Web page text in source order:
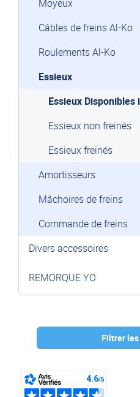
Filtrer
Moyeux
Câbles de freins Al-Ko
Roulements Al-Ko
Essieux
Essieux
Essieux non freinés
Essieux freinés
Amortisseurs
Mâchoires de freins
Commande de freins
Divers accessoires
REMORQUE YO